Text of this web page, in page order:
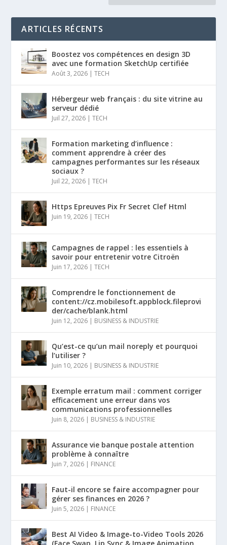
ARTICLES RÉCENTS
Boostez vos compétences en design 3D
avec une formation SketchUp certifiée
Août 3, 2026 |TECH
Hébergeur web français : du site vitrine au
serveur dédié
Juil 27, 2026 |TECH
Formation marketing d’influence :
comment apprendre à créer des
campagnes performantes sur les réseaux
sociaux ?
Juil 22, 2026 |TECH
Https Epreuves Pix Fr Secret Clef Html
Juin 19, 2026 |TECH
Campagnes de rappel : les essentiels à
savoir pour entretenir votre Citroën
Juin 17, 2026 |TECH
Comprendre le fonctionnement de
content://cz.mobilesoft.appblock.fileprovi
der/cache/blank.html
Juin 12, 2026 | BUSINESS & INDUSTRIE
Qu’est-ce qu’un mail noreply et pourquoi
l’utiliser ?
Juin 10, 2026 | BUSINESS & INDUSTRIE
Exemple erratum mail : comment corriger
efficacement une erreur dans vos
communications professionnelles
Juin 8, 2026 | BUSINESS & INDUSTRIE
Assurance vie banque postale attention
problème à connaître
Juin 7, 2026 | FINANCE
Faut-il encore se faire accompagner pour
gérer ses finances en 2026 ?
Juin 5, 2026 | FINANCE
Best AI Video & Image-to-Video Tools 2026